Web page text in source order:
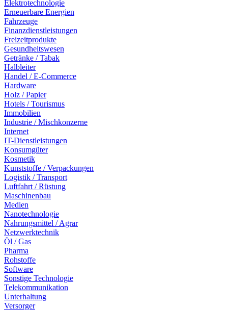
Elektrotechnologie
Erneuerbare Energien
Fahrzeuge
Finanzdienstleistungen
Freizeitprodukte
Gesundheitswesen
Getränke / Tabak
Halbleiter
Handel / E-Commerce
Hardware
Holz / Papier
Hotels / Tourismus
Immobilien
Industrie / Mischkonzerne
Internet
IT-Dienstleistungen
Konsumgüter
Kosmetik
Kunststoffe / Verpackungen
Logistik / Transport
Luftfahrt / Rüstung
Maschinenbau
Medien
Nanotechnologie
Nahrungsmittel / Agrar
Netzwerktechnik
Öl / Gas
Pharma
Rohstoffe
Software
Sonstige Technologie
Telekommunikation
Unterhaltung
Versorger